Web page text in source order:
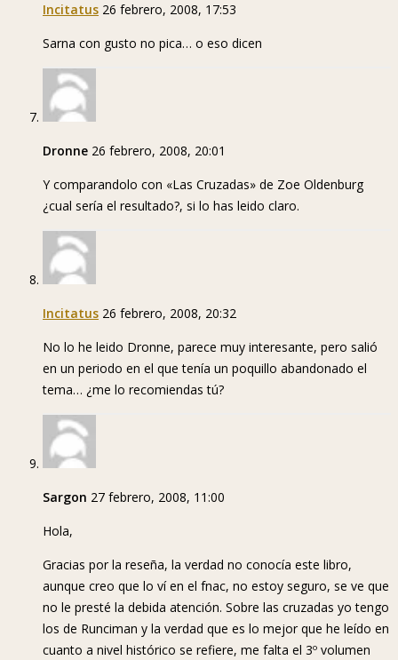
Incitatus 26 febrero, 2008, 17:53
Sarna con gusto no pica… o eso dicen
Dronne 26 febrero, 2008, 20:01
Y comparandolo con «Las Cruzadas» de Zoe Oldenburg
¿cual sería el resultado?, si lo has leido claro.
Incitatus 26 febrero, 2008, 20:32
No lo he leido Dronne, parece muy interesante, pero salió
en un periodo en el que tenía un poquillo abandonado el
tema… ¿me lo recomiendas tú?
Sargon 27 febrero, 2008, 11:00
Hola,
Gracias por la reseña, la verdad no conocía este libro,
aunque creo que lo ví en el fnac, no estoy seguro, se ve que
no le presté la debida atención. Sobre las cruzadas yo tengo
los de Runciman y la verdad que es lo mejor que he leído en
cuanto a nivel histórico se refiere, me falta el 3º volumen